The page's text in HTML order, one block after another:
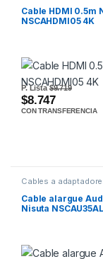
Cable HDMI 0.5m
NSCAHDMI05 4K
P. Lista$9.719
$8.747
CON TRANSFERENCIA
Cables a
Cable alargue
Nisuta NSCAU35AL